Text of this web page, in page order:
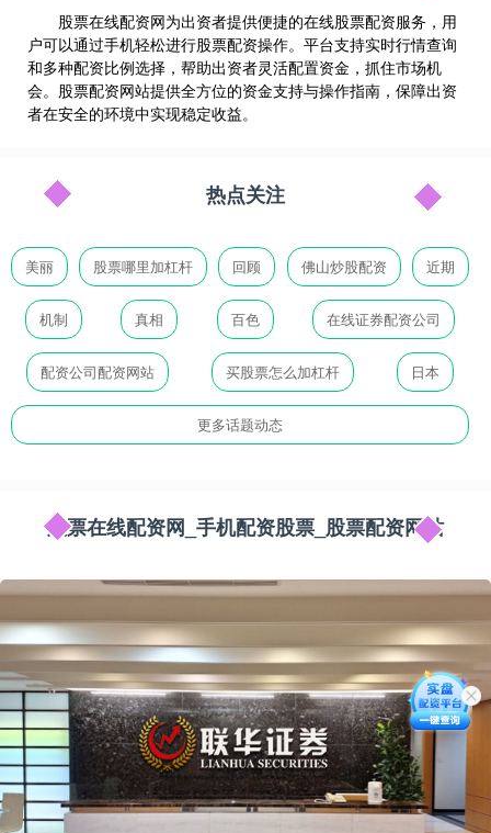
股票在线配资网为出资者提供便捷的在线股票配资服务，用
户可以通过手机轻松进行股票配资操作。平台支持实时行情查询
和多种配资比例选择，帮助出资者灵活配置资金，抓住市场机
会。股票配资网站提供全方位的资金支持与操作指南，保障出资
者在安全的环境中实现稳定收益。
热点关注
美丽 股票哪里加杠杆 回顾 佛山炒股配资 近期
机制 真相 百色 在线证券配资公司
配资公司配资网站 买股票怎么加杠杆 日本
更多话题动态
股票在线配资网_手机配资股票_股票配资网站